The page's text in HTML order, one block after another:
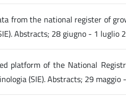
from the national register of
Abstracts; 28 giugno - 1 luglio
platform of the National
(SIE). Abstracts; 29